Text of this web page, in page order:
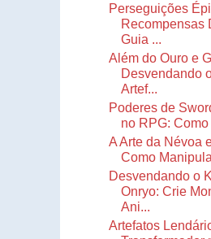
Perseguições
Recompensas
Guia ...
Além do Ouro e
Desvendando
Artef...
Poderes de
no RPG:
A Arte da Névoa
Como
Desvendando o
Onryo: Crie
Ani...
Artefatos